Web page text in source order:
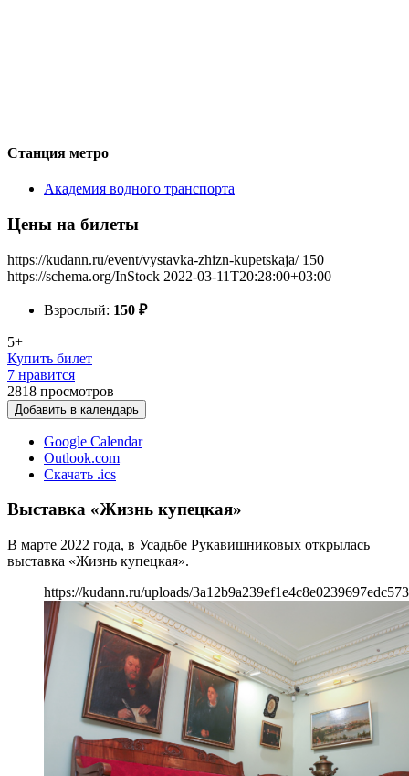
Станция метро
Академия водного транспорта
Цены на билеты
https://kudann.ru/event/vystavka-zhizn-kupetskaja/ 150
https://schema.org/InStock 2022-03-11T20:28:00+03:00
Взрослый: 150 ₽
5+
Купить билет
7 нравится
2818 просмотров
Добавить в календарь
Google Calendar
Outlook.com
Скачать .ics
Выставка «Жизнь купецкая»
В марте 2022 года, в Усадьбе Рукавишниковых открылась
выставка «Жизнь купецкая».
https://kudann.ru/uploads/